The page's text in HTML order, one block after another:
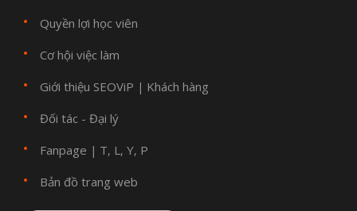
Quyền lợi học viên
Cơ hội việc làm
Giới thiệu SEOViP | Khách hàng
Đối tác - Đại lý
Fanpage | T, L , Y, P
Bản đồ trang web